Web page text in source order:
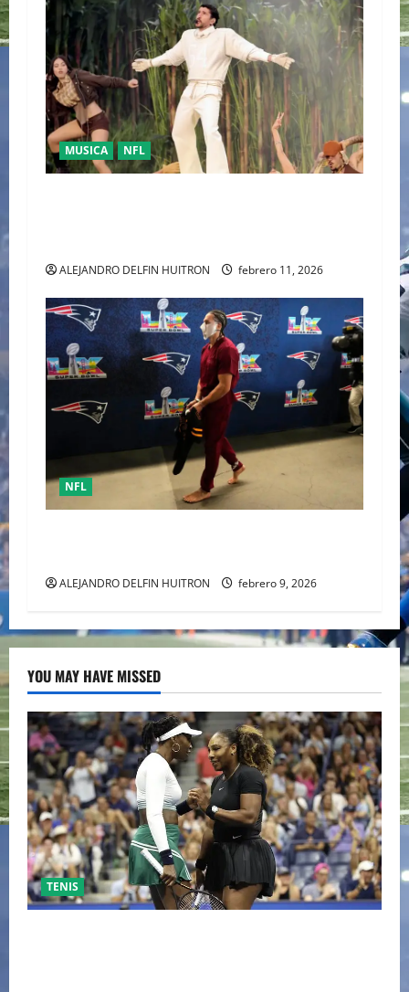
MUSICA NFL
ALEJANDRO DELFIN HUITRON febrero 11, 2026
NFL
ALEJANDRO DELFIN HUITRON febrero 9, 2026
YOU MAY HAVE MISSED
TENIS